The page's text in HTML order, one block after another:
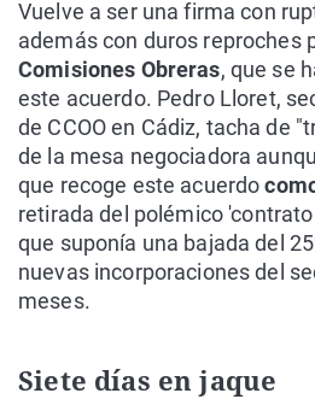
Vuelve a ser una firma con
además con duros reproches
Comisiones Obreras, que se
este acuerdo. Pedro Lloret,
de CCOO en Cádiz, tacha de
de la mesa negociadora
que recoge este acuerdo
retirada del polémico
que suponía una bajada del
nuevas incorporaciones del
meses.
Siete días en jaque